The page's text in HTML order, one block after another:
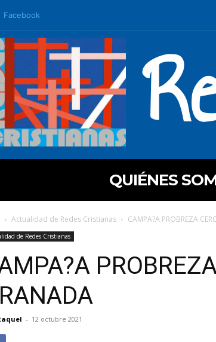
Facebook
QUIÉNES
Actualidad de Redes Cristianas CAMPA?A PROBREZA
de Redes Cristianas
- 12 octubre 2021